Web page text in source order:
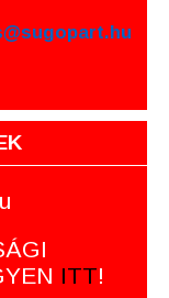
ITT!